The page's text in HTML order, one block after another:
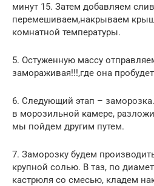
минут 15. Затем добавляем
перемешиваем,накрываем
комнатной температуры.
5. Остуженную массу
замораживая!!!,где она
6. Следующий этап –
в морозильной камере,
мы пойдем другим путем.
7. Заморозку будем
крупной солью. В таз, по
кастрюля со смесью, кладем